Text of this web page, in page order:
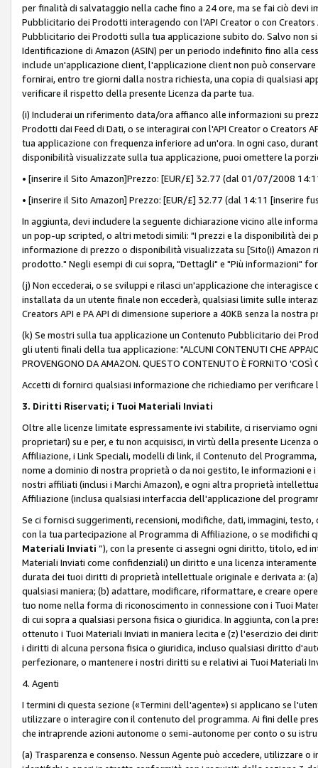
per finalità di salvataggio nella cache fino a 24 ore, ma se fai ciò
Pubblicitario dei Prodotti interagendo con l'API Creator o con
Pubblicitario dei Prodotti sulla tua applicazione subito do. Salvo non
Identificazione di Amazon (ASIN) per un periodo indefinito fino alla
include un'applicazione client, l'applicazione client non può
fornirai, entro tre giorni dalla nostra richiesta, una copia di qualsiasi
verificare il rispetto della presente Licenza da parte tua.
(i) Includerai un riferimento data/ora affianco alle informazioni su
Prodotti dai Feed di Dati, o se interagirai con l'API Creator o Creators
tua applicazione con frequenza inferiore ad un'ora. In ogni caso,
disponibilità visualizzate sulla tua applicazione, puoi omettere la
• [inserire il Sito Amazon]Prezzo: [EUR/£] 32.77 (dal 01/07/2008
• [inserire il Sito Amazon] Prezzo: [EUR/£] 32.77 (dal 14:11 [inserire
In aggiunta, devi includere la seguente dichiarazione vicino alle
un pop-up scripted, o altri metodi simili: "I prezzi e la disponibilità
informazione di prezzo o disponibilità visualizzata su [Sito(i)
prodotto." Negli esempi di cui sopra, "Dettagli" e "Più informazioni"
(j) Non eccederai, o se sviluppi e rilasci un'applicazione che interagisce
installata da un utente finale non eccederà, qualsiasi limite sulle
Creators API e PA API di dimensione superiore a 40KB senza la nostra
(k) Se mostri sulla tua applicazione un Contenuto Pubblicitario dei
gli utenti finali della tua applicazione: "ALCUNI CONTENUTI CHE
PROVENGONO DA AMAZON. QUESTO CONTENUTO È FORNITO
Accetti di fornirci qualsiasi informazione che richiediamo per
3. Diritti Riservati; i Tuoi Materiali Inviati
Oltre alle licenze limitate espressamente ivi stabilite, ci riserviamo
proprietari) su e per, e tu non acquisisci, in virtù della presente
Affiliazione, i Link Speciali, modelli di link, il Contenuto del
nome a dominio di nostra proprietà o da noi gestito, le informazioni e
nostri affiliati (inclusi i Marchi Amazon), e ogni altra proprietà
Affiliazione (inclusa qualsiasi interfaccia dell'applicazione del
Se ci fornisci suggerimenti, recensioni, modifiche, dati, immagini,
con la tua partecipazione al Programma di Affiliazione, o se modifichi
Materiali Inviati ”), con la presente ci assegni ogni diritto, titolo, ed
Materiali Inviati come confidenziali) un diritto e una licenza
durata dei tuoi diritti di proprietà intellettuale originale e derivata a:
qualsiasi maniera; (b) adattare, modificare, riformattare, e creare
tuo nome nella forma di riconoscimento in connessione con i Tuoi
di cui sopra a qualsiasi persona fisica o giuridica. In aggiunta, con la
ottenuto i Tuoi Materiali Inviati in maniera lecita e (z) l'esercizio dei
i diritti di alcuna persona fisica o giuridica, incluso qualsiasi diritto
perfezionare, o mantenere i nostri diritti su e relativi ai Tuoi Materiali
4. Agenti
I termini di questa sezione («Termini dell'agente») si applicano se
utilizzare o interagire con il contenuto del programma. Ai fini delle
che intraprende azioni autonome o semi-autonome per conto o su
(a) Trasparenza e consenso. Nessun Agente può accedere, utilizzare